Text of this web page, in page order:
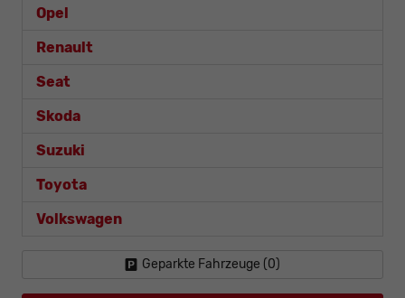
Opel
Renault
Seat
Skoda
Suzuki
Toyota
Volkswagen
Geparkte Fahrzeuge (0)